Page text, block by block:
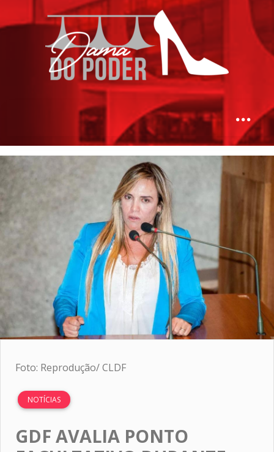
Foto: Reprodução/ CLDF
NOTÍCIAS
GDF AVALIA PONTO